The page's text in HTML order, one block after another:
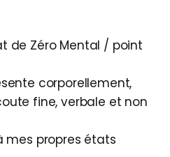
de Zéro Mental / point
corporellement,
fine, verbale et non
mes propres états